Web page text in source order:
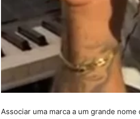
Associar uma marca a um grande